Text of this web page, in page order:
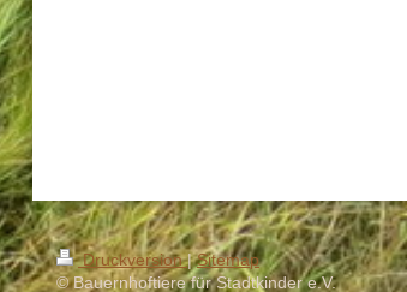
Druckversion| Sitemap
© Bauernhoftiere für Stadtkinder e.V.